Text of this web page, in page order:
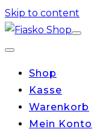
Skip to content
Shop
Kasse
Warenkorb
Mein Konto